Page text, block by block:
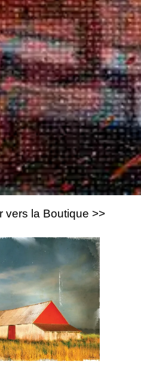
vers la Boutique >>